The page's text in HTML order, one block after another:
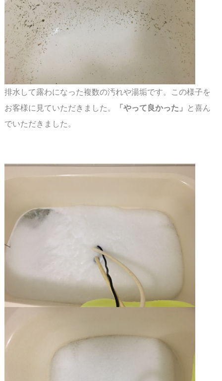
排水して露わになった複数の汚れや湯垢です。この様子を
お客様に見ていただきました。
「やって良かった」
と喜ん
でいただきました。